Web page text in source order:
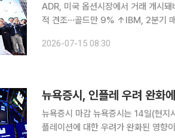
ADR, 미국 옵션시장에서 거래 개시
적 견조⋯골드만 9% ↑IBM, 2분기 매출 전망 둔화
SK하이닉스 ADR은 이날 뉴욕증시에
2026-07-15 08:30
뉴욕증시 마감 뉴욕증시는 14일(현지시간) 상승 종료했다. 반도체주가 강한 반등세를 나타냈고 인
플레이션에 대한 우려가 완화된 영향